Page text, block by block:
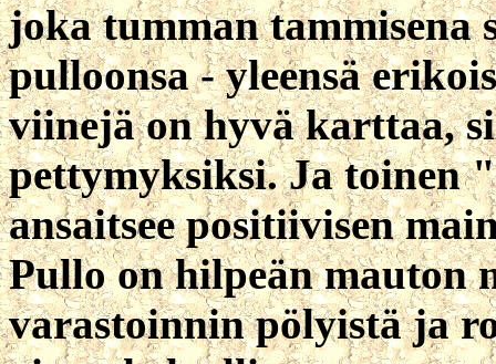
joka tumman tammisena
pulloonsa - yleensä
viinejä on hyvä karttaa,
pettymyksiksi. Ja toinen
ansaitsee positiivisen
Pullo on hilpeän mauton
varastoinnin pölyistä ja